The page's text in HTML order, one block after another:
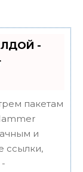
-
пакетам
и
ссылки,